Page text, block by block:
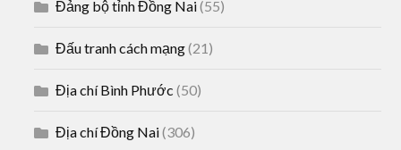
Đảng bộ tỉnh Đồng Nai(55)
Đấu tranh cách mạng(21)
Địa chí Bình Phước (50)
Địa chí Đồng Nai(306)